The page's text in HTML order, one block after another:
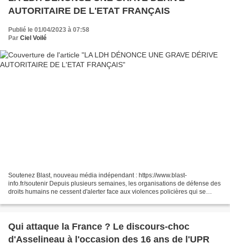
AUTORITAIRE DE L'ETAT FRANÇAIS
Publié le 01/04/2023 à 07:58
Par Ciel Voilé
Soutenez Blast, nouveau média indépendant : https://www.blast-
info.fr/soutenir Depuis plusieurs semaines, les organisations de défense des
droits humains ne cessent d'alerter face aux violences policières qui se
Qui attaque la France ? Le discours-choc
d'Asselineau à l'occasion des 16 ans de l'UPR